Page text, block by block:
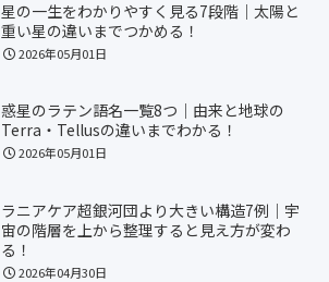
星の一生をわかりやすく見る7段階｜太陽と
重い星の違いまでつかめる！
2026年05月01日
惑星のラテン語名一覧8つ｜由来と地球の
Terra・Tellusの違いまでわかる！
2026年05月01日
ラニアケア超銀河団より大きい構造7例｜宇
宙の階層を上から整理すると見え方が変わ
る！
2026年04月30日